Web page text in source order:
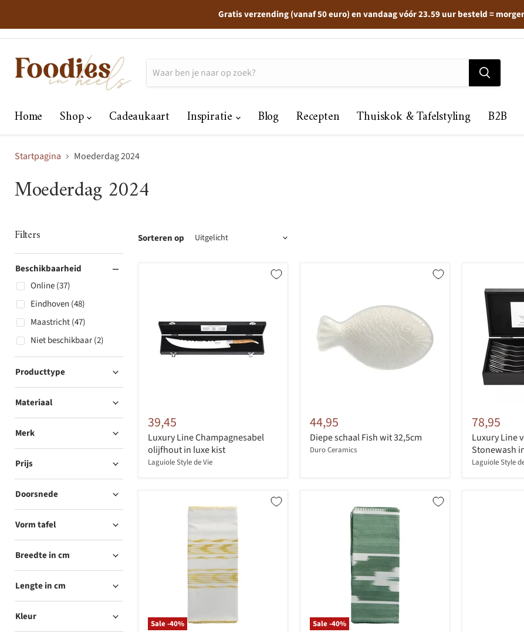
Gratis verzending (vanaf 50 euro) en vandaag vóór 23.59 uur besteld =
Home Shop Cadeaukaart Inspiratie Blog Recepten Thuiskok & Tafelstyling B2B
Startpagina Moederdag 2024
Moederdag 2024
Filters
Beschikbaarheid
Eindhoven (48)
Maastricht (47)
Niet beschikbaar (2)
Online (37)
Producttype
Materiaal
Merk
Prijs
Doorsnede
Vorm tafel
Breedte in cm
Lengte in cm
Kleur
Sorteren op
39,45
Luxury Line Champagnesabel
olijfhout in luxe kist
Laguiole Style de Vie
44,95
Diepe schaal Fish wit 32,5cm
Duro Ceramics
78,95
Luxury Line
Stonewash
Laguiole Style
Sale -40%
Sale -40%